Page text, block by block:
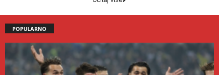
POPULARNO